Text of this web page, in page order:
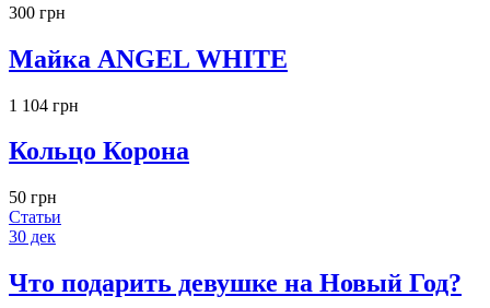
300 грн
Майка ANGEL WHITE
1 104 грн
Кольцо Корона
50 грн
Статьи
30 дек
Что подарить девушке на Новый Год?